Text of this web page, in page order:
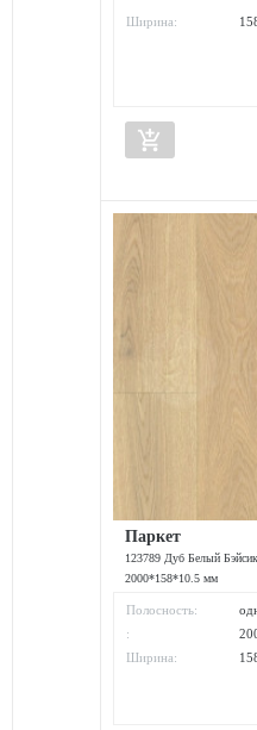
Ширина:
add_shopping_cart
Паркет
123789 Дуб Белый
2000*158*10.5 мм
Полосность:
:
Ширина: